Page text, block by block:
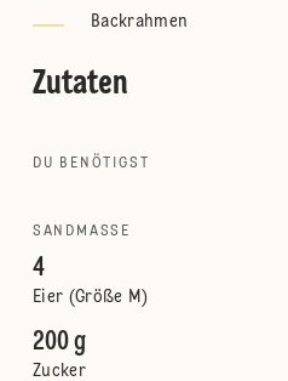
Backrahmen
Zutaten
DU BENÖTIGST
SANDMASSE
4
Eier (Größe M)
200 g
Zucker